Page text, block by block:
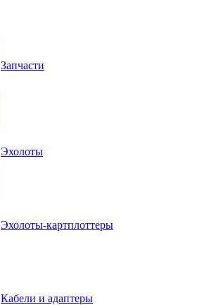
Запчасти
Эхолоты
Эхолоты-картплоттеры
Кабели и адаптеры